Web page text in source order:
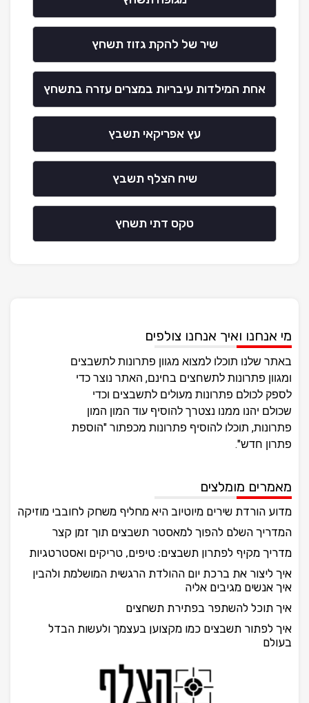
שיר של להקת גזוז תשחץ
אחת המילדות עיבריות במצרים עזרה בתשחץ
עץ אפריקאי תשבץ
שיח הצלף תשבץ
טקס דתי תשחץ
מי אנחנו ואיך אנחנו צולפים
באתר שלנו תוכלו למצוא מגוון פתרונות לתשבצים
ומגוון פתרונות לתשחצים בחינם, האתר נוצר כדי
לספק לכולם פתרונות מעולים לתשבצים וכדי
שכולם יהנו ממנו נצטרך להוסיף עוד המון המון
פתרונות, תוכלו להוסיף פתרונות מכפתור "הוספת
פתרון חדש".
מאמרים מומלצים
מדוע הורדת שירים מיוטיוב היא מחליף משחק לחובבי מוזיקה
המדריך השלם להפוך למאסטר תשבצים תוך זמן קצר
מדריך מקיף לפתרון תשבצים: טיפים, טריקים ואסטרטגיות
איך ליצור את ברכת יום ההולדת הרגשית המושלמת ולהבין
איך אנשים מגיבים אליה
איך תוכל להשתפר בפתירת תשחצים
איך לפתור תשבצים כמו מקצוען בעצמך ולעשות הבדל
בעולם